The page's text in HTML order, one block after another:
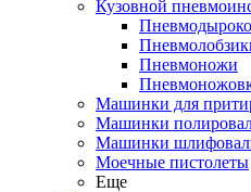
Кузовной
Пневмоножи
Машинки для
Машинки
Машинки
Моечные пистолеты
Еще